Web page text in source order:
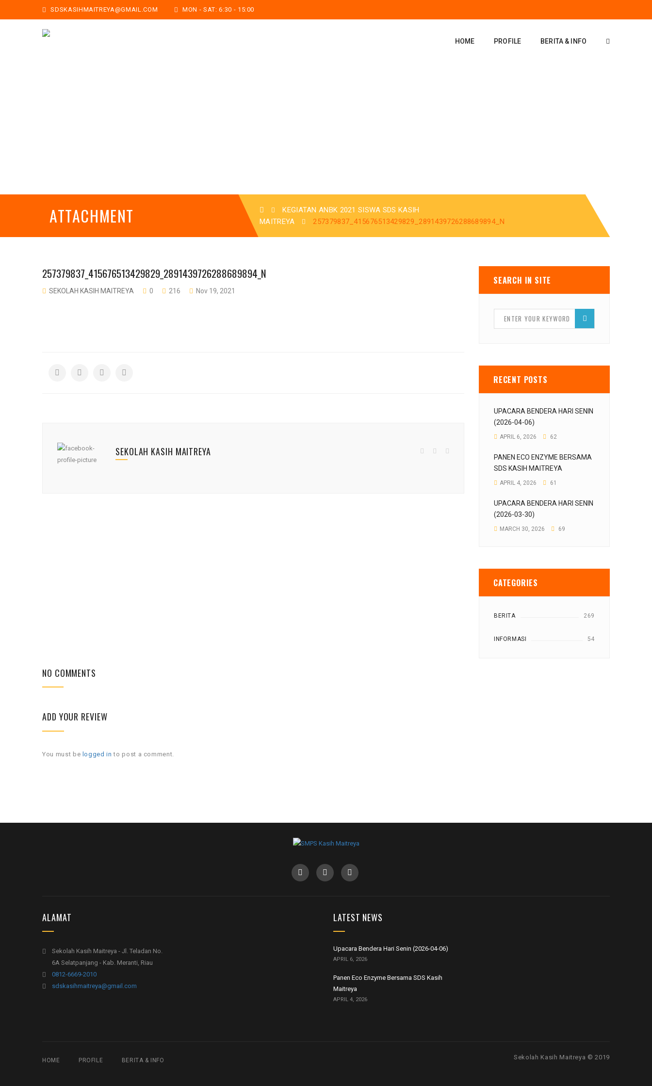
SDSKASIHMAITREYA@GMAIL.COM MON - SAT: 6:30 - 15:00
HOME PROFILE BERITA & INFO
ATTACHMENT
KEGIATAN ANBK 2021 SISWA SDS KASIH
MAITREYA
257379837_415676513429829_2891439726288689894_N
257379837_415676513429829_2891439726288689894_N
SEKOLAH KASIH MAITREYA 0 216 Nov 19, 2021
SEKOLAH KASIH MAITREYA
NO COMMENTS
ADD YOUR REVIEW
You must be logged in to post a comment.
SEARCH IN SITE
RECENT POSTS
UPACARA BENDERA HARI SENIN
(2026-04-06)
APRIL 6, 2026 62
PANEN ECO ENZYME BERSAMA
SDS KASIH MAITREYA
APRIL 4, 2026 61
UPACARA BENDERA HARI SENIN
(2026-03-30)
MARCH 30, 2026 69
CATEGORIES
BERITA 269
INFORMASI 54
ALAMAT
Sekolah Kasih Maitreya - Jl. Teladan No.
6A Selatpanjang - Kab. Meranti, Riau
0812-6669-2010
sdskasihmaitreya@gmail.com
LATEST NEWS
Upacara Bendera Hari Senin (2026-04-06)
APRIL 6, 2026
Panen Eco Enzyme Bersama SDS Kasih
Maitreya
APRIL 4, 2026
HOME PROFILE BERITA & INFO Sekolah Kasih Maitreya © 2019